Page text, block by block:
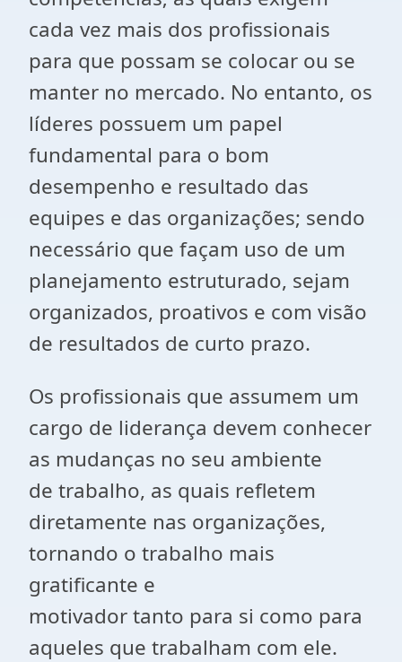
cada vez mais dos profissionais
para que possam se colocar ou se
manter no mercado. No entanto, os
líderes possuem um papel
fundamental para o bom
desempenho e resultado das
equipes e das organizações; sendo
necessário que façam uso de um
planejamento estruturado, sejam
organizados, proativos e com visão
de resultados de curto prazo.
Os profissionais que assumem um
cargo de liderança devem conhecer
as mudanças no seu ambiente
de trabalho, as quais refletem
diretamente nas organizações,
tornando o trabalho mais
gratificante e
motivador tanto para si como para
aqueles que trabalham com ele.